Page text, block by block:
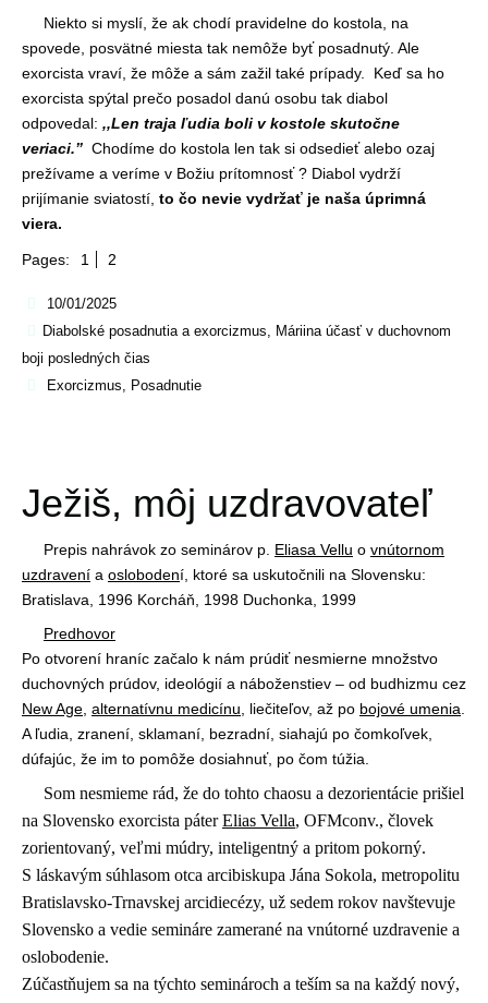
Niekto si myslí, že ak chodí pravidelne do kostola, na
spovede, posvätné miesta tak nemôže byť posadnutý. Ale
exorcista vraví, že môže a sám zažil také prípady. Keď sa ho
exorcista spýtal prečo posadol danú osobu tak diabol
odpovedal: ,,Len traja ľudia boli v kostole skutočne
veriaci.” Chodíme do kostola len tak si odsedieť alebo ozaj
prežívame a veríme v Božiu prítomnosť ? Diabol vydrží
prijímanie sviatostí, to čo nevie vydržať je naša úprimná
viera.
Pages: 1 2
10/01/2025
Diabolské posadnutia a exorcizmus, Máriina účasť v duchovnom
boji posledných čias
Exorcizmus, Posadnutie
Ježiš, môj uzdravovateľ
Prepis nahrávok zo seminárov p. Eliasa Vellu o vnútornom
uzdravení a oslobodení, ktoré sa uskutočnili na Slovensku:
Bratislava, 1996 Korcháň, 1998 Duchonka, 1999
Predhovor
Po otvorení hraníc začalo k nám prúdiť nesmierne množstvo
duchovných prúdov, ideológií a náboženstiev – od budhizmu cez
New Age alternatívnu medicínu , liečiteľov, až po bojové umenia
A ľudia, zranení, sklamaní, bezradní, siahajú po čomkoľvek,
dúfajúc, že im to pomôže dosiahnuť, po čom túžia.
Som nesmieme rád, že do tohto chaosu a dezorientácie prišiel
na Slovensko exorcista páterElias Vella, OFMconv., človek
zorientovaný, veľmi múdry, inteligentný a pritom pokorný.
S láskavým súhlasom otca arcibiskupa Jána Sokola, metropolitu
Bratislavsko-Trnavskej arcidiecézy, už sedem rokov navštevuje
Slovensko a vedie semináre zamerané na vnútorné uzdravenie a
oslobodenie.
Zúčastňujem sa na týchto seminároch a teším sa na každý nový,